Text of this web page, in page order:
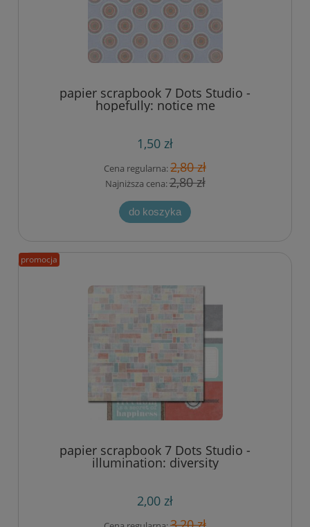
papier scrapbook 7 Dots Studio -
hopefully: notice me
1,50 zł
Cena regularna:2,80 zł
Najniższa cena:2,80 zł
do koszyka
papier scrapbook 7 Dots Studio -
illumination: diversity
2,00 zł
promocja